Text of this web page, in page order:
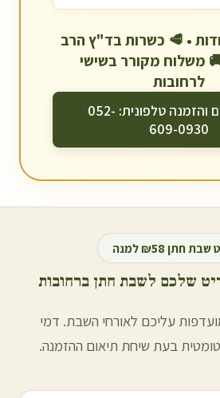
הסעודות • 🥩 כשרות בד"ץ הרב
משלוח מקורר בשישי
לרחובות
📞 לפרטים והזמנה טלפונית: 052-
609-0930
חתן ₪58 למנה
שלכם לשבת חתן ברחובות
עליכם לאורחי השבת. דמי
בעת שיחת תיאום ההזמנה.